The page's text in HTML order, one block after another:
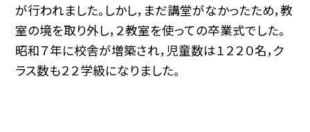
が行われました。しかし，まだ講堂がなかったため，教
室の境を取り外し，２教室を使っての卒業式でした。
昭和７年に校舎が増築され，児童数は１２２０名，ク
ラス数も２２学級になりました。